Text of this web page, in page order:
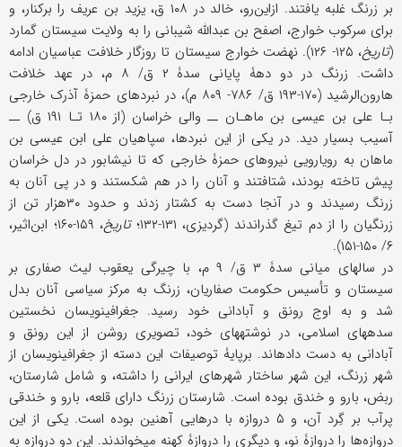
بر زرنگ غلبه یافتند. ازاین‌رو، خالد در ۱۰۸ ق، یزید بن عریف را برکنار، و
برای سرکوب خوارج، اصفح بن عبدالله شیبانی را به ولایت سیستان گمارد
(تاریخ
، ۱۲۵- ۱۲۶). نهضت خوارج سیستان تا روزگار خلافت عباسیان ادامه
داشت. زرنگ در دو دهۀ پایانی سدۀ ۲ ق/ ۸ م، در عهد خلافت
هارون‌الرشید (۱۷۰-۱۹۳ ق/ ۷۸۶- ۸۰۹ م)، در نبردهای حمزۀ آذرک خارجی
بـا علی بن عیسی بن ماهـان ــ والی خراسان (از ۱۸۰ تـا ۱۹۱ ق) ــ
آسیب بسیار دید. در یکی از این نبردها، سپاهیان علی ابن عیسی بن
ماهان به رویارویی نیروهای حمزۀ خارجی که تا نیشابور در دل خراسان
پیش تاخته بودند، شتافتند و آنان را در هم شکستند و در پی آنان به
زرنگ رسیدند و در آنجا دست به کشتار زدند و حدود ۳۰هزار تن از
زرنگیان را از دم تیغ گذراندند (گردیزی، ۱۳۱-۱۳۲؛
تاریخ
، ۱۵۹-۱۶۰؛ ابن‌اثیر،
۶/ ۱۵۰-۱۵۱).
در سالهای میانی سدۀ ۳ ق/ ۹ م، با چیرگی یعقوب لیث صفاری بر
سیستان و تأسیس حکومت صفاریان، زرنگ به مرکز سیاسی آنان بدل
شد و به اوج رونق و آبادانی خود رسید. جغرافی‏نویسان نخستین
سده‏های اسلامی، در نوشته‏های خود، تصویری روشن از این رونق و
آبادانی به دست داده‏اند. برپایۀ توصیفات این دسته از جغرافی‏نویسان از
شهر زرنگ، این شهر ساختار شهرهای ایرانی را داشته، و شامل شارستان،
ربض، بارو و خندق بوده است. شارستان زرنگ دارای قلعه، بارو و خندقی
پرآب بر گِرد آن، و ۵ دروازه با درهایی آهنین بوده است. یکی از این
دروازه‌ها را دروازۀ نو، و دیگری را دروازۀ کهنه می‏خواندند. این دو دروازه به